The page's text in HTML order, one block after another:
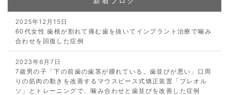
2025年12月15日
60代女性 歯根が割れて痛む歯を抜いてインプラント治療で噛み
合わせを回復した症例
2023年6月7日
7歳男の子「下の前歯の歯茎が腫れている。歯並びが悪い」口周
りの筋肉の動きを改善するマウスピース式矯正装置「プレオル
ソ」とトレーニングで、噛み合わせと歯並びを改善した症例